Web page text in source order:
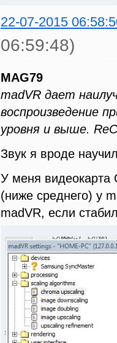
22-07-2015
06:59:48)
MAG79
madVR дает
воспроизведение
уровня и выше.
Звук я вроде
У меня видеокарта
(ниже среднего) у
madVR, если